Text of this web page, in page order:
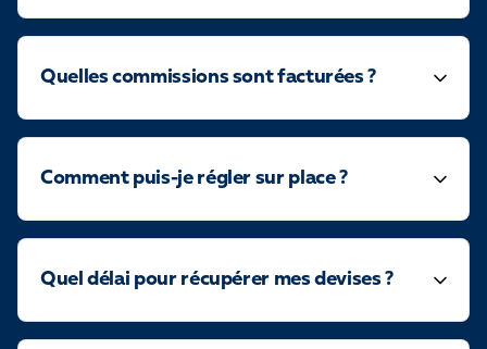
Quelles commissions sont facturées ?
Comment puis-je régler sur place ?
Quel délai pour récupérer mes devises ?